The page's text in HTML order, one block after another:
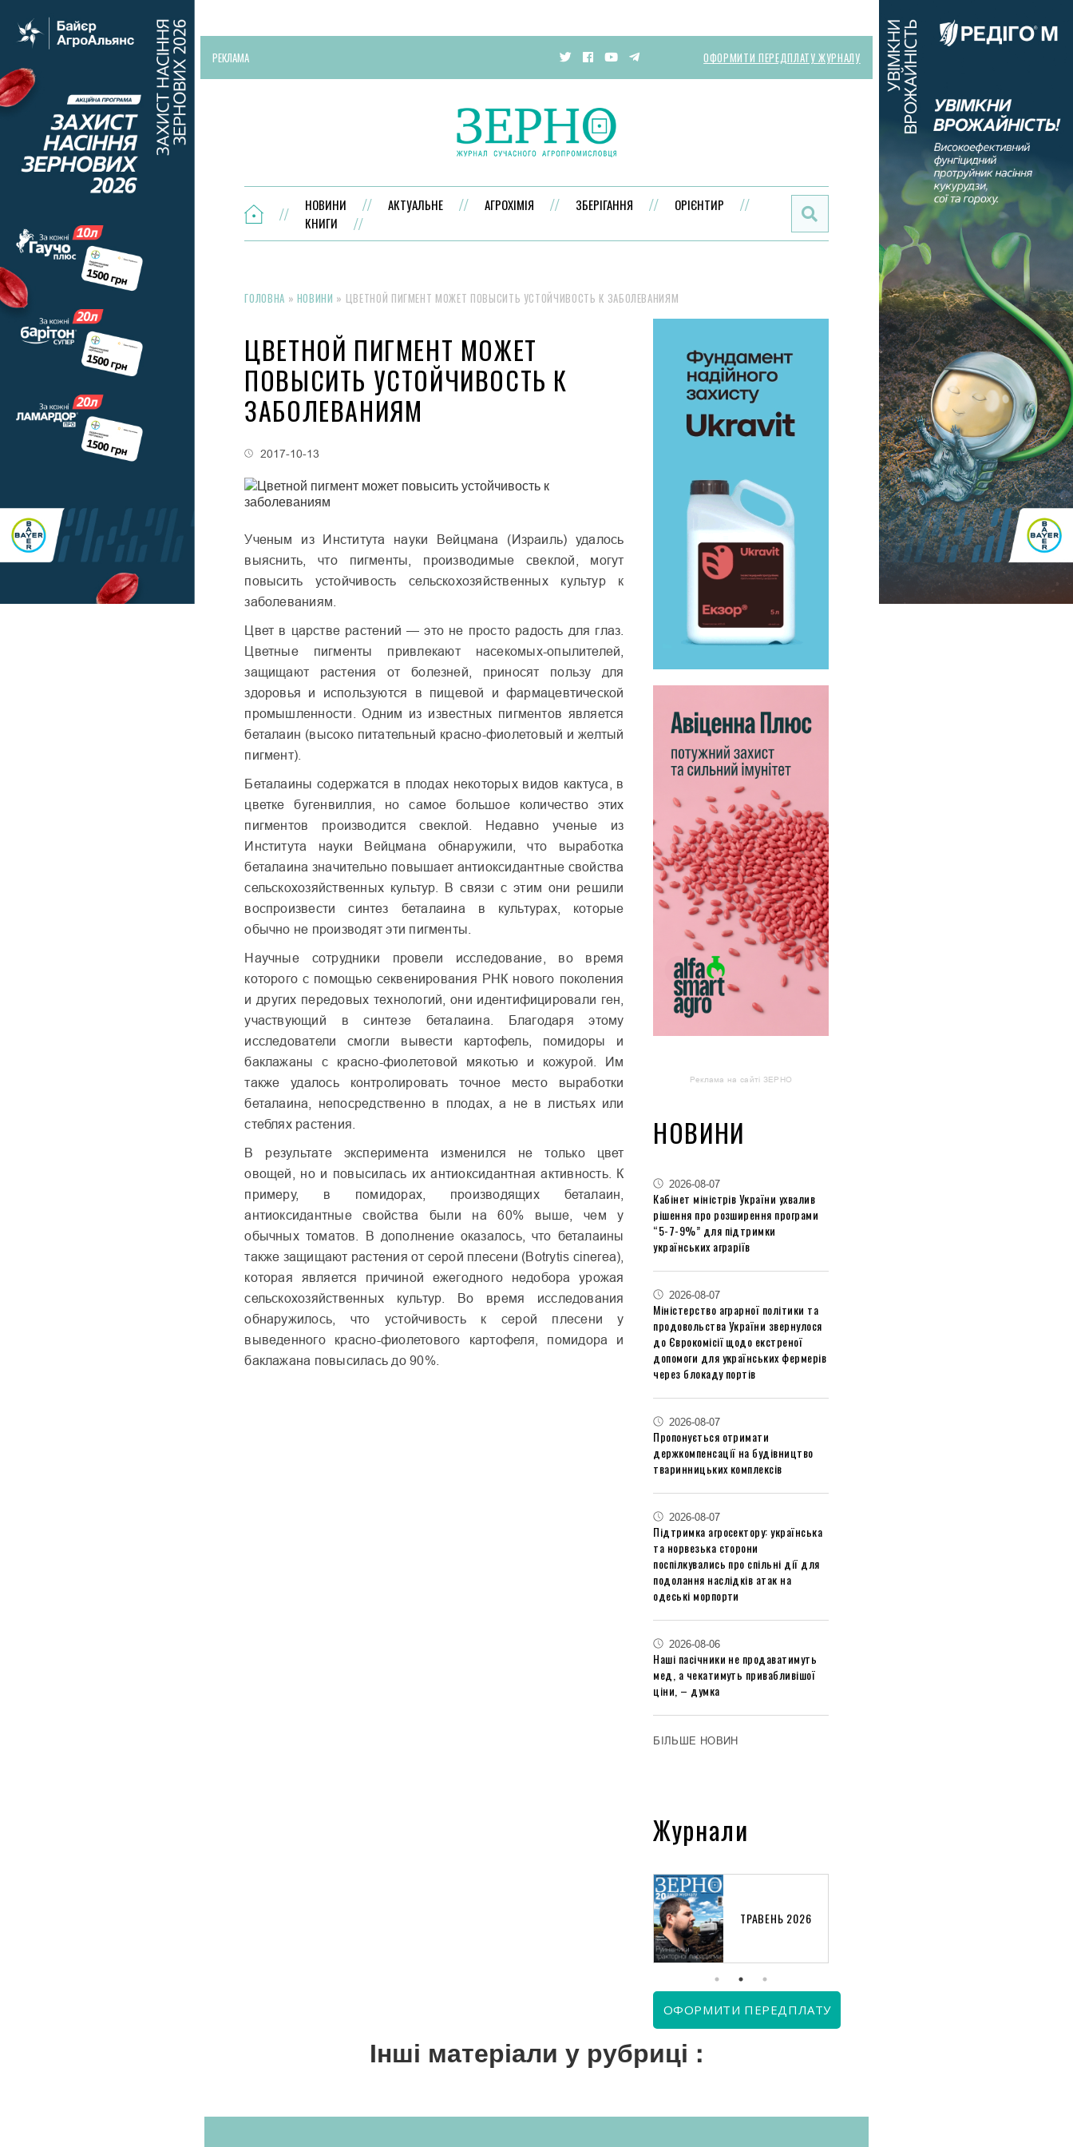
РЕКЛАМА ОФОРМИТИ ПЕРЕДПЛАТУ ЖУРНАЛУ
НОВИНИ АКТУАЛЬНЕ АГРОХІМІЯ ЗБЕРІГАННЯ
ОРІЄНТИР
КНИГИ
ГОЛОВНА » НОВИНИ » ЦВЕТНОЙ ПИГМЕНТ МОЖЕТ ПОВЫСИТЬ УСТОЙЧИВОСТЬ К ЗАБОЛЕВАНИЯМ
ЦВЕТНОЙ ПИГМЕНТ МОЖЕТ
ПОВЫСИТЬ УСТОЙЧИВОСТЬ К
ЗАБОЛЕВАНИЯМ
2017-10-13
Ученым из Института науки Вейцмана (Израиль) удалось
выяснить, что пигменты, производимые свеклой, могут
повысить устойчивость сельскохозяйственных культур к
заболеваниям.
Цвет в царстве растений — это не просто радость для глаз.
Цветные пигменты привлекают насекомых-опылителей,
защищают растения от болезней, приносят пользу для
здоровья и используются в пищевой и фармацевтической
промышленности. Одним из известных пигментов является
беталаин (высоко питательный красно-фиолетовый и желтый
пигмент).
Беталаины содержатся в плодах некоторых видов кактуса, в
цветке бугенвиллия, но самое большое количество этих
пигментов производится свеклой. Недавно ученые из
Института науки Вейцмана обнаружили, что выработка
беталаина значительно повышает антиоксидантные свойства
сельскохозяйственных культур. В связи с этим они решили
воспроизвести синтез беталаина в культурах, которые
обычно не производят эти пигменты.
Научные сотрудники провели исследование, во время
которого с помощью секвенирования РНК нового поколения
и других передовых технологий, они идентифицировали ген,
участвующий в синтезе беталаина. Благодаря этому
исследователи смогли вывести картофель, помидоры и
баклажаны с красно-фиолетовой мякотью и кожурой. Им
также удалось контролировать точное место выработки
беталаина, непосредственно в плодах, а не в листьях или
стеблях растения.
В результате эксперимента изменился не только цвет
овощей, но и повысилась их антиоксидантная активность. К
примеру, в помидорах, производящих беталаин,
антиоксидантные свойства были на 60% выше, чем у
обычных томатов. В дополнение оказалось, что беталаины
также защищают растения от серой плесени (Botrytis cinerea),
которая является причиной ежегодного недобора урожая
сельскохозяйственных культур. Во время исследования
обнаружилось, что устойчивость к серой плесени у
выведенного красно-фиолетового картофеля, помидора и
баклажана повысилась до 90%.
Реклама на сайті ЗЕРНО
НОВИНИ
2026-08-07
Кабінет міністрів України ухвалив
рішення про розширення програми
“5-7-9%” для підтримки
українських аграріїв
2026-08-07
Міністерство аграрної політики та
продовольства України звернулося
до Єврокомісії щодо екстреної
допомоги для українських фермерів
через блокаду портів
2026-08-07
Пропонується отримати
держкомпенсації на будівництво
тваринницьких комплексів
2026-08-07
Підтримка агросектору: українська
та норвезька сторони
поспілкувались про спільні дії для
подолання наслідків атак на
одеські морпорти
2026-08-06
Наші пасічники не продаватимуть
мед, а чекатимуть привабливішої
ціни, – думка
БІЛЬШЕ НОВИН
Журнали
ТРАВЕНЬ 2026
ОФОРМИТИ ПЕРЕДПЛАТУ
Інші матеріали у рубриці :